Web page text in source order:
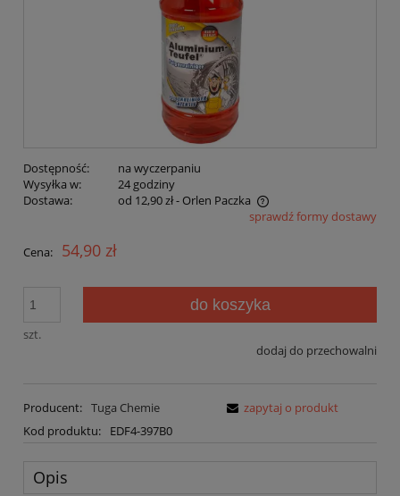
Dostępność:
na wyczerpaniu
Wysyłka w:
24 godziny
Dostawa:
od 12,90 zł- Orlen Paczka
Cena nie zawiera ewentualnych kosztów płatnościsprawdź formy dostawy
Cena: 54,90 zł
szt.
do koszyka
dodaj do przechowalni
Producent: Tuga Chemie
Kod produktu:
EDF4-397B0
zapytaj o produkt
Opis